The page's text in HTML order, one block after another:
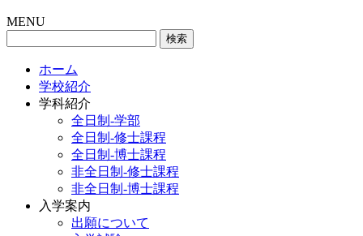
MENU
ホーム
学校紹介
学科紹介
全日制-学部
全日制-修士課程
全日制-博士課程
非全日制-修士課程
非全日制-博士課程
入学案内
出願について